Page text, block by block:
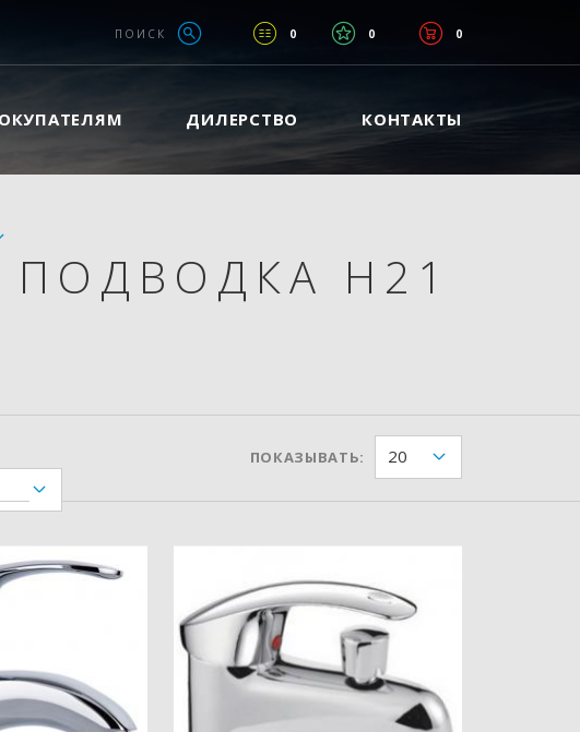
0 0 0
ПОИСК
ДИЛЕРСТВО КОНТАКТЫ
ПОДВОДКА H21
ПОКАЗЫВАТЬ: 20